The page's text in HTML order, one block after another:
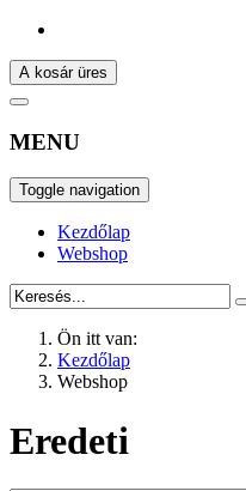
A kosár üres
MENU
Toggle navigation
Kezdőlap
Webshop
Ön itt van:
Kezdőlap
Webshop
Eredeti